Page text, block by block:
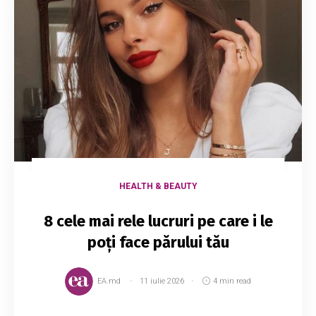
HEALTH & BEAUTY
8 cele mai rele lucruri pe care i le
poți face părului tău
EA.md 11 iulie 2026 4 min read